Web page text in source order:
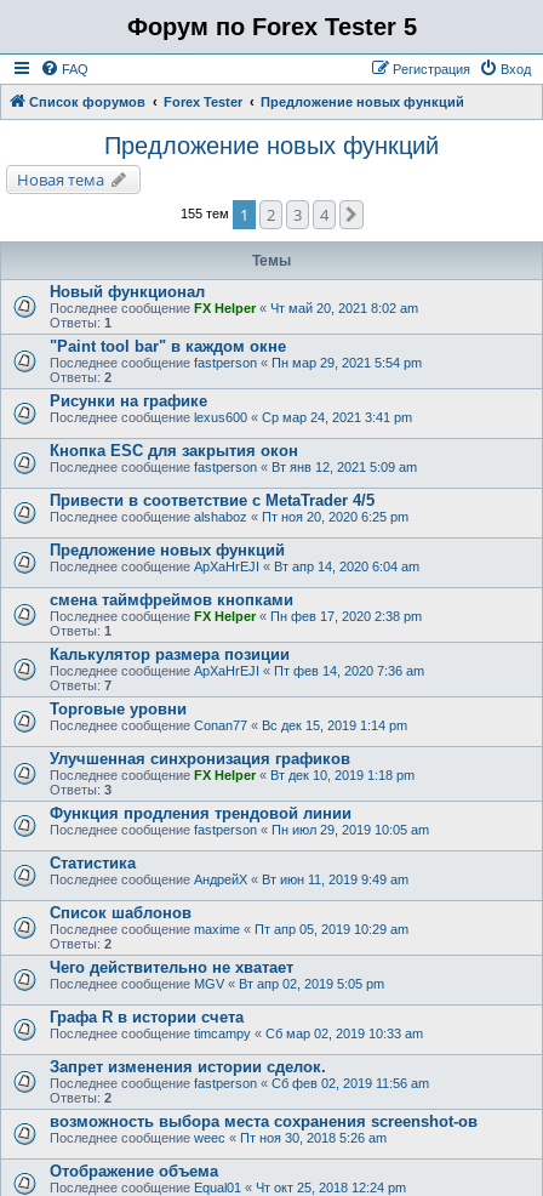
Форум по Forex Tester 5
FAQ Вход
Регистрация
Список форумов Forex Tester Предложение новых функций
Предложение новых функций
Новая тема
155 тем 1 2 3 4
Темы
Новый функционал
Последнее сообщение FX Helper« Чт май 20, 2021 8:02 am
Ответы: 1
"Paint tool bar" в каждом окне
Последнее сообщение fastperson « Пн мар 29, 2021 5:54 pm
Ответы: 2
Рисунки на графике
Последнее сообщение lexus600 « Ср мар 24, 2021 3:41 pm
Кнопка ESC для закрытия окон
Последнее сообщение fastperson « Вт янв 12, 2021 5:09 am
Привести в соответствие с MetaTrader 4/5
Последнее сообщение alshaboz « Пт ноя 20, 2020 6:25 pm
Предложение новых функций
Последнее сообщение ApXaHrEJI « Вт апр 14, 2020 6:04 am
смена таймфреймов кнопками
Последнее сообщение FX Helper« Пн фев 17, 2020 2:38 pm
Ответы: 1
Калькулятор размера позиции
Последнее сообщение ApXaHrEJI « Пт фев 14, 2020 7:36 am
Ответы: 7
Торговые уровни
Последнее сообщение Conan77 « Вс дек 15, 2019 1:14 pm
Улучшенная синхронизация графиков
Последнее сообщение FX Helper« Вт дек 10, 2019 1:18 pm
Ответы: 3
Функция продления трендовой линии
Последнее сообщение fastperson « Пн июл 29, 2019 10:05 am
Статистика
Последнее сообщение АндрейХ « Вт июн 11, 2019 9:49 am
Список шаблонов
Последнее сообщение maxime « Пт апр 05, 2019 10:29 am
Ответы: 2
Чего действительно не хватает
Последнее сообщение MGV « Вт апр 02, 2019 5:05 pm
Графа R в истории счета
Последнее сообщение timcampy « Сб мар 02, 2019 10:33 am
Запрет изменения истории сделок.
Последнее сообщение fastperson « Сб фев 02, 2019 11:56 am
Ответы: 2
возможность выбора места сохранения screenshot-ов
Последнее сообщение weec « Пт ноя 30, 2018 5:26 am
Отображение объема
Последнее сообщение Equal01 « Чт окт 25, 2018 12:24 pm